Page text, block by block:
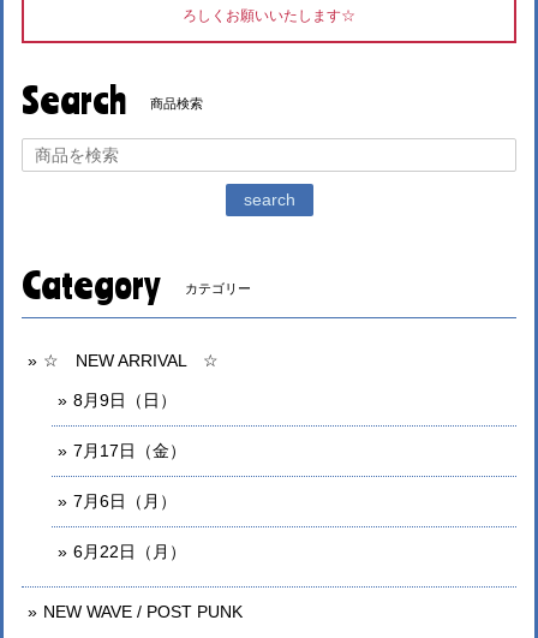
ろしくお願いいたします☆
Search 商品検索
search
Category カテゴリー
☆ NEW ARRIVAL ☆
8月9日（日）
7月17日（金）
7月6日（月）
6月22日（月）
NEW WAVE / POST PUNK